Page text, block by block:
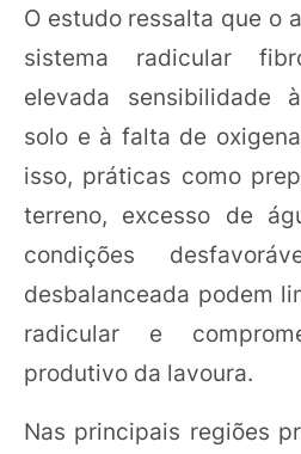
O estudo ressalta que o
sistema radicular
elevada sensibilidade
solo e à falta de
isso, práticas como
terreno, excesso de
condições
desbalanceada podem
radicular e
produtivo da lavoura.
Nas principais regiões